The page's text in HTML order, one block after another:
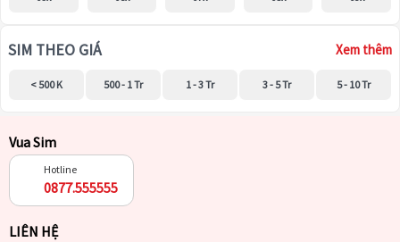
SIM THEO GIÁ Xem thêm
< 500 K 500 - 1 Tr 1 - 3 Tr 3 - 5 Tr 5 - 10 Tr
Vua Sim
Hotline
0877.555555
LIÊN HỆ